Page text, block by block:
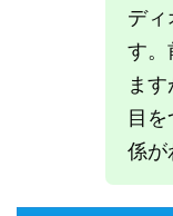
ディ
す。
ます
目
係が